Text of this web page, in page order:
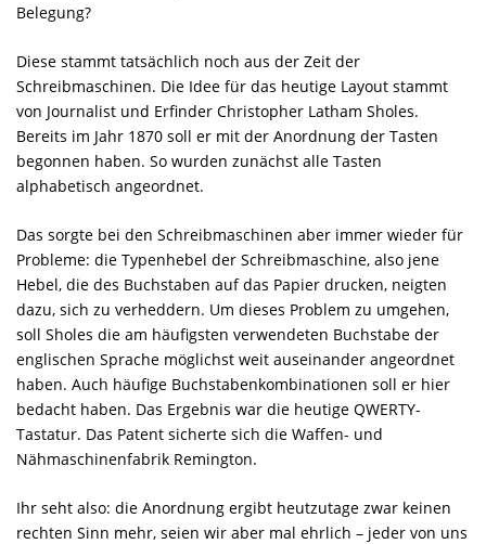
Belegung?
Diese stammt tatsächlich noch aus der Zeit der
Schreibmaschinen. Die Idee für das heutige Layout stammt
von Journalist und Erfinder Christopher Latham Sholes.
Bereits im Jahr 1870 soll er mit der Anordnung der Tasten
begonnen haben. So wurden zunächst alle Tasten
alphabetisch angeordnet.
Das sorgte bei den Schreibmaschinen aber immer wieder für
Probleme: die Typenhebel der Schreibmaschine, also jene
Hebel, die des Buchstaben auf das Papier drucken, neigten
dazu, sich zu verheddern. Um dieses Problem zu umgehen,
soll Sholes die am häufigsten verwendeten Buchstabe der
englischen Sprache möglichst weit auseinander angeordnet
haben. Auch häufige Buchstabenkombinationen soll er hier
bedacht haben. Das Ergebnis war die heutige QWERTY-
Tastatur. Das Patent sicherte sich die Waffen- und
Nähmaschinenfabrik Remington.
Ihr seht also: die Anordnung ergibt heutzutage zwar keinen
rechten Sinn mehr, seien wir aber mal ehrlich – jeder von uns